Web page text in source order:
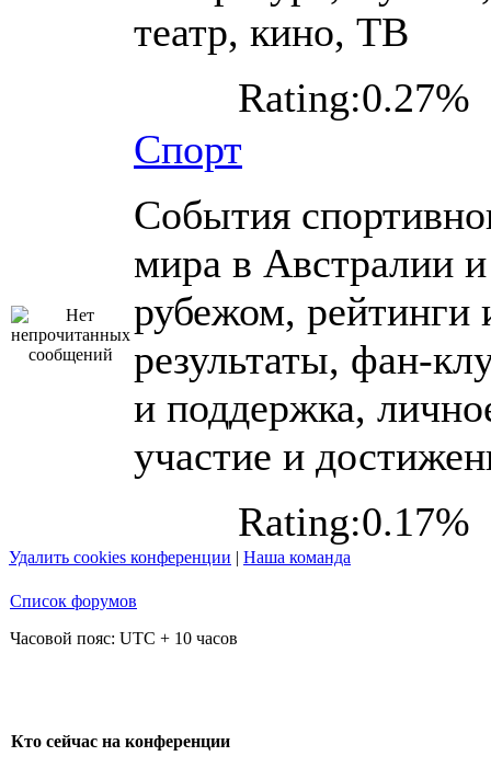
театр, кино, ТВ
Rating:0.27%
Спорт
События
мира в Австралии и
рубежом, рейтинги
результаты, фан-
и поддержка,
участие и
Rating:0.17%
Удалить cookies конференции | Наша команда
Список форумов
Часовой пояс: UTC + 10 часов
Кто сейчас на конференции